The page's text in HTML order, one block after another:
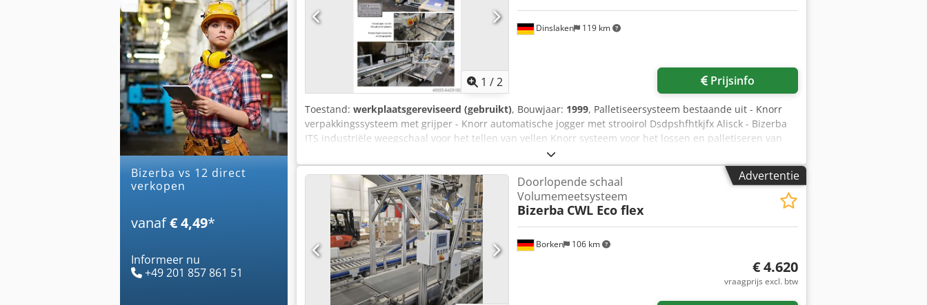
bizerba vs 12 direct
verkopen
vanaf€ 4,49*
Informeer nu
+49 201 857 861 51
1 /2
Dinslaken 119 km
Prijsinfo
Toestand: werkplaatsgereviseerd (gebruikt), Bouwjaar: 1999, Palletiseersysteem bestaande uit - Knorr
verpakkingssysteem met grijper - Knorr automatische jogger met strooirol Dsdpshfhtkjfx Alisck - Bizerba
ITS industriële weegschaal voor het tellen van vellen Knorr systeem voor het lossen en palletiseren van
getelde vellen Papier wordt geteld in de joggingtafel met Bizerba papierweegschaal, rechtgetrokken in de
jogger en gladgestreken met een strooiwals. De Knorr-losser pakt stapels papier op met een grijper en
palletiseert het op een pallet met nauwkeurige randen. Het systeem kan echter ook worden gebruikt als
een prestatieverhogend alternatief voor de stapellift voor het lossen van je hogesnelheidsnijder, die dan
links staat.
Advertentie
Borken 106 km
Doorlopende schaal
Volumemeetsysteem
Bizerba CWL Eco flex
€ 4.620
vraagprijs excl. btw